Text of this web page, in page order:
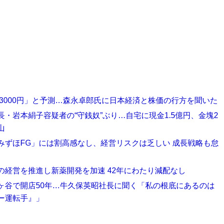
円」と予測…森永卓郎氏に日本経済と株価の行方を聞いた
・岩本絹子容疑者の“守銭奴”ぶり…自宅に現金1.5億円、金塊2
ずほFG」には割高感なし、経営リスクは乏しい 成長戦略も怠
経営を推進し新薬開発を加速 42年にわたり減配なし
谷で開店50年…牛久保英昭社長に聞く「私の根底にあるのは
運転手』」